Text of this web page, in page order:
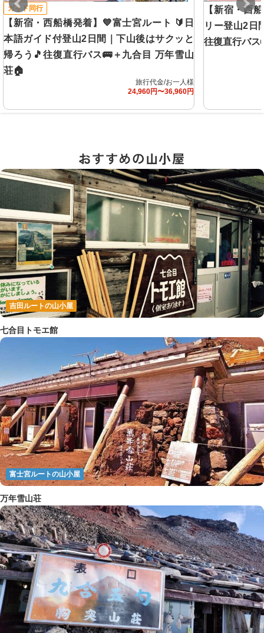
ガイド同行
【新宿・西船橋発着】💙富士宮ルート 🔰日
本語ガイド付登山2日間｜下山後はサクッと
帰ろう🎵往復直行バス🚌＋九合目 万年雪山
荘🏠
旅行代金/お一人様
24,960円〜36,960円
【新宿・西
リー登山2日
往復直行バス
おすすめの山小屋
吉田ルートの山小屋
七合目トモエ館
富士宮ルートの山小屋
万年雪山荘